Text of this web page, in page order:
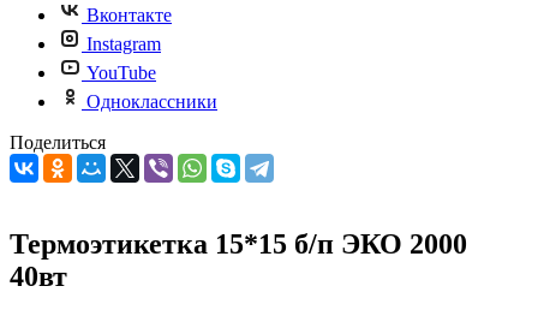
Вконтакте
Instagram
YouTube
Одноклассники
Поделиться
Термоэтикетка 15*15 б/п ЭКО 2000
40вт